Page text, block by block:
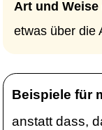
Art und Weise
etwas über die
Beispiele für
anstatt dass,